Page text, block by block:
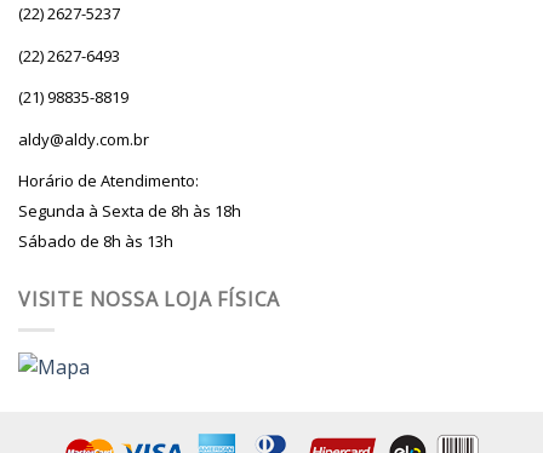
(22) 2627-5237
(22) 2627-6493
(21) 98835-8819
aldy@aldy.com.br
Horário de Atendimento:
Segunda à Sexta de 8h às 18h
Sábado de 8h às 13h
VISITE NOSSA LOJA FÍSICA